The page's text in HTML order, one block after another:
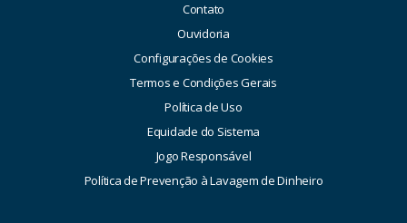
Contato
Ouvidoria
Configurações de Cookies
Termos e Condições Gerais
Política de Uso
Equidade do Sistema
Jogo Responsável
Política de Prevenção à Lavagem de Dinheiro